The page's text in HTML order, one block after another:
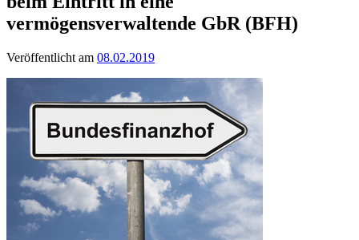
vermögensverwaltende GbR (BFH)
Veröffentlicht am 08.02.2019